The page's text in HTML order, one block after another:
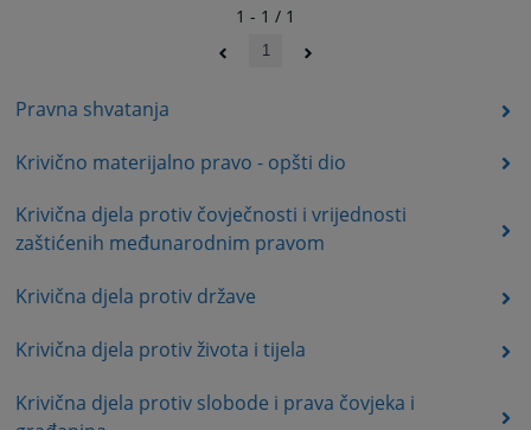
Pravna shvatanja
Krivično materijalno pravo - opšti dio
Krivična djela protiv čovječnosti i vrijednosti
zaštićenih međunarodnim pravom
Krivična djela protiv države
Krivična djela protiv života i tijela
Krivična djela protiv slobode i prava čovjeka i
1 - 1 / 1
1